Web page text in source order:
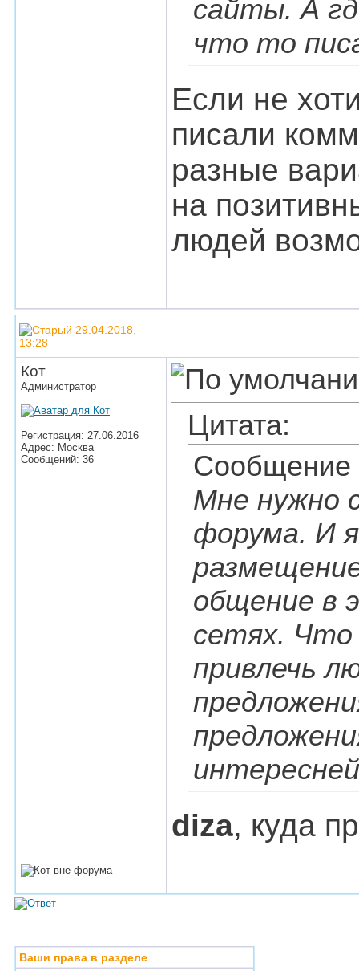
сайты. А
что то
Если не
писали
разные
на
людей
29.04.2018,
13:28
Кот
Администратор
Регистрация: 27.06.2016
Адрес: Москва
Сообщений: 36
Цитата:
Сообщение
Мне нужно
форума. И
общение в
сетях. Что
привлечь
diza, куда
Ваши права в разделе